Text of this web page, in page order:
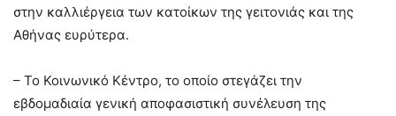
στην καλλιέργεια των κατοίκων της γειτονιάς και της
Αθήνας ευρύτερα.
– Το Κοινωνικό Κέντρο, το οποίο στεγάζει την
εβδομαδιαία γενική αποφασιστική συνέλευση της